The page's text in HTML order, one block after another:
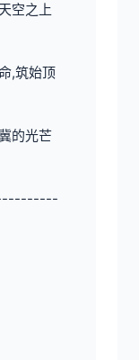
空之上
,筑始顶
的光芒